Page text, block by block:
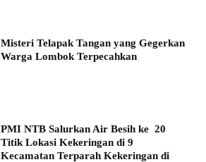
Misteri Telapak Tangan yang Gegerkan
Warga Lombok Terpecahkan
PMI NTB Salurkan Air Besih ke 20
Titik Lokasi Kekeringan di 9
Kecamatan Terparah Kekeringan di